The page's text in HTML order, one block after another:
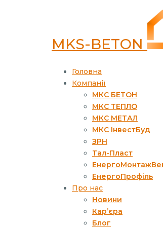
MKS-BETON
Головна
Компанії
МКС БЕТОН
МКС ТЕПЛО
МКС МЕТАЛ
МКС ІнвестБуд
ЗРН
Тал-Пласт
ЕнергоПрофіль
Про нас
Новини
Кар’єра
Блог